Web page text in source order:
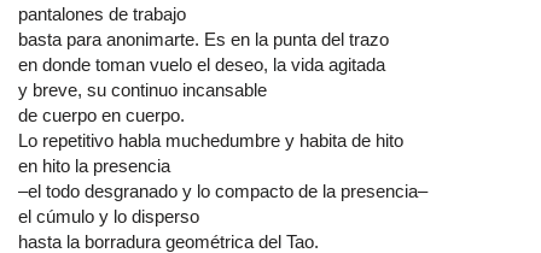
pantalones de trabajo
basta para anonimarte. Es en la punta del trazo
en donde toman vuelo el deseo, la vida agitada
y breve, su continuo incansable
de cuerpo en cuerpo.
Lo repetitivo habla muchedumbre y habita de hito
en hito la presencia
–el todo desgranado y lo compacto de la presencia–
el cúmulo y lo disperso
hasta la borradura geométrica del Tao.